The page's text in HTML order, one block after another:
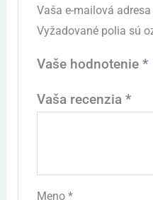
Vaša e-mailová
Vyžadované polia sú
Vaše hodnotenie*
Vaša recenzia*
Meno*